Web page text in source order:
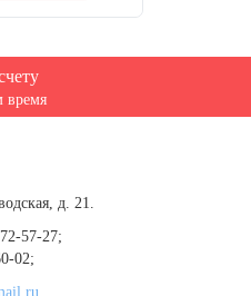
время
д. 21.
57-27;
02;